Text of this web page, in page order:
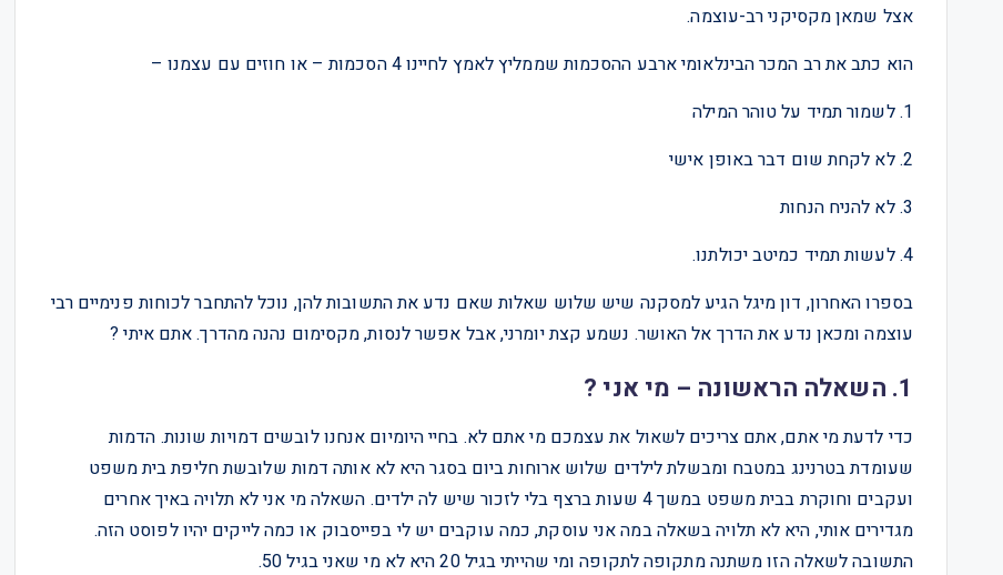
אצל שמאן מקסיקני רב-עוצמה.
הוא כתב את רב המכר הבינלאומי ארבע ההסכמות שממליץ לאמץ לחיינו 4 הסכמות – או חוזים עם עצמנו –
1. לשמור תמיד על טוהר המילה
2. לא לקחת שום דבר באופן אישי
3. לא להניח הנחות
4. לעשות תמיד כמיטב יכולתנו.
בספרו האחרון, דון מיגל הגיע למסקנה שיש שלוש שאלות שאם נדע את התשובות להן, נוכל להתחבר לכוחות פנימיים רבי
עוצמה ומכאן נדע את הדרך אל האושר. נשמע קצת יומרני, אבל אפשר לנסות, מקסימום נהנה מהדרך. אתם איתי ?
1. השאלה הראשונה – מי אני ?
כדי לדעת מי אתם, אתם צריכים לשאול את עצמכם מי אתם לא. בחיי היומיום אנחנו לובשים דמויות שונות. הדמות
שעומדת בטרנינג במטבח ומבשלת לילדים שלוש ארוחות ביום בסגר היא לא אותה דמות שלובשת חליפת בית משפט
ועקבים וחוקרת בבית משפט במשך 4 שעות ברצף בלי לזכור שיש לה ילדים. השאלה מי אני לא תלויה באיך אחרים
מגדירים אותי, היא לא תלויה בשאלה במה אני עוסקת, כמה עוקבים יש לי בפייסבוק או כמה לייקים יהיו לפוסט הזה.
התשובה לשאלה הזו משתנה מתקופה לתקופה ומי שהייתי בגיל 20 היא לא מי שאני בגיל 50.